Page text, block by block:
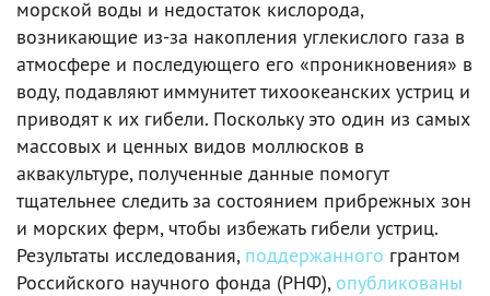
морской воды и недостаток кислорода,
возникающие из-за накопления углекислого газа в
атмосфере и последующего его «проникновения» в
воду, подавляют иммунитет тихоокеанских устриц и
приводят к их гибели. Поскольку это один из самых
массовых и ценных видов моллюсков в
аквакультуре, полученные данные помогут
тщательнее следить за состоянием прибрежных зон
и морских ферм, чтобы избежать гибели устриц.
Результаты исследования, поддержанного грантом
Российского научного фонда (РНФ), опубликованы